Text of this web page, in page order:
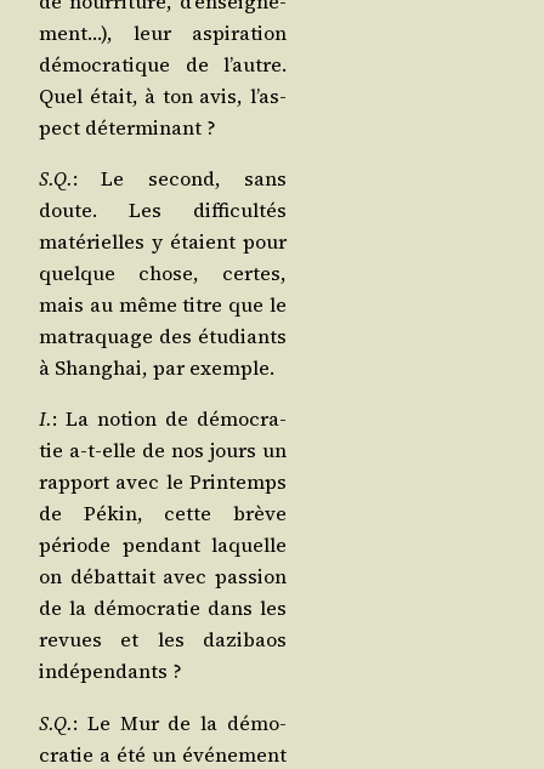
ment…), leur aspi­ra­tion
démo­cra­tique de l’autre.
Quel était, à ton avis, l’as­
pect déterminant ?
S.Q.: Le second, sans
doute. Les dif­fi­cul­tés
maté­rielles y étaient pour
quelque chose, certes,
mais au même titre que le
matra­quage des étu­diants
à Shan­ghai, par exemple.
I.: La notion de démo­cra­
tie a‑t-elle de nos jours un
rap­port avec le Prin­temps
de Pékin, cette brève
période pen­dant laquelle
on débat­tait avec pas­sion
de la démo­cra­tie dans les
revues et les dazi­baos
indépendants ?
S.Q.: Le Mur de la démo­
cra­tie a été un évé­ne­ment